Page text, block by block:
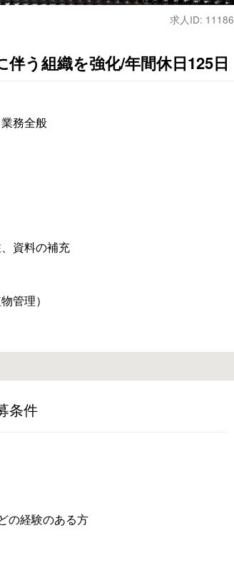
求人ID: 11186
う組織を強化/年間休日125日
務全般
資料の補充
管理）
条件
の経験のある方